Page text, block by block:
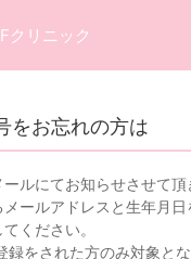
クリニック
をお忘れの方は
ルにてお知らせさせて頂
ールアドレスと生年月
ください。
をされた方のみ対象とな